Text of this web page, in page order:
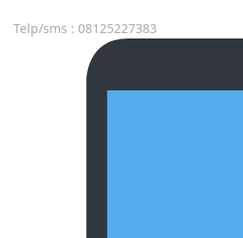
Telp/sms : 08125227383